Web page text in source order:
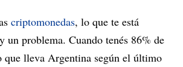
criptomonedas, lo que te está
un problema. Cuando tenés 86% de
que lleva Argentina según el último